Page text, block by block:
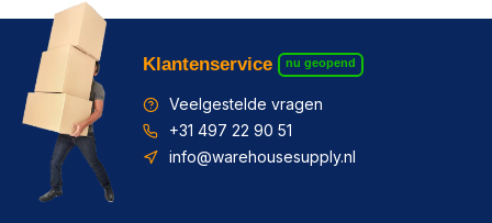
Klantenservice nu geopend
Veelgestelde vragen
+31 497 22 90 51
info@warehousesupply.nl